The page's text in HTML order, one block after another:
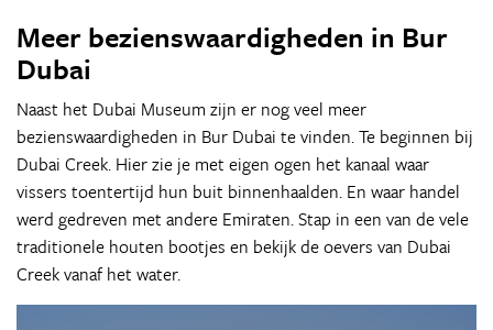
Meer bezienswaardigheden in Bur
Dubai
Naast het Dubai Museum zijn er nog veel meer
bezienswaardigheden in Bur Dubai te vinden. Te beginnen bij
Dubai Creek. Hier zie je met eigen ogen het kanaal waar
vissers toentertijd hun buit binnenhaalden. En waar handel
werd gedreven met andere Emiraten. Stap in een van de vele
traditionele houten bootjes en bekijk de oevers van Dubai
Creek vanaf het water.